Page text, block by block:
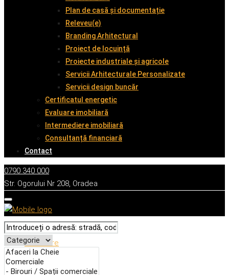
Plan de casă și documentație
Releveu(e)
Branding Arhitectural
Proiect de locuință
Proiecte industriale și agricole
Servicii Arhitecturale Personalizate
Servicii design buncăr
Certificatul energetic
Evaluare imobiliară
Intermediere imobiliară
Consultanță financiară
Contact
0790 340 000
Str. Ogorului Nr 208, Oradea
Descriere
Caracteristici
Adresă